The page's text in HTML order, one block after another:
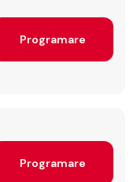
Programare
Programare